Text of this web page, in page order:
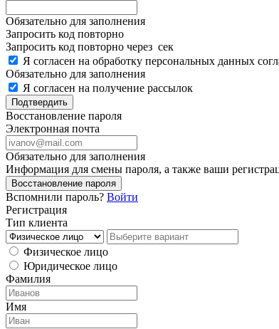
Обязательно для заполнения
Запросить код повторно
Запросить код повторно через сек
Я согласен на обработку персональных данных
Обязательно для заполнения
Я согласен на получение рассылок
Подтвердить
Восстановление пароля
Электронная почта
Обязательно для заполнения
Информация для смены пароля, а также ваши
Восстановление пароля
Вспомнили пароль? Войти
Регистрация
Тип клиента
Физическое лицо
Юридическое лицо
Фамилия
Имя